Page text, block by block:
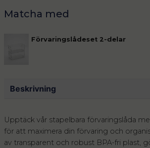
Förvaringslådeset 2-delar
Beskrivning
Upptäck vår stapelbara förvaringslåda
för att maximera din förvaring och
av transparent och robust BPA-fri plast,